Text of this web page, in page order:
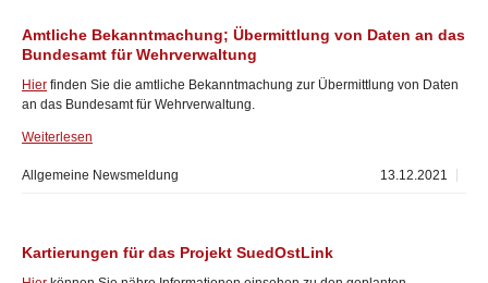
Amtliche Bekanntmachung; Übermittlung von Daten an das
Bundesamt für Wehrverwaltung
Hier finden Sie die amtliche Bekanntmachung zur Übermittlung von Daten
an das Bundesamt für Wehrverwaltung.
Weiterlesen
13.12.2021
Allgemeine Newsmeldung
Kartierungen für das Projekt SuedOstLink